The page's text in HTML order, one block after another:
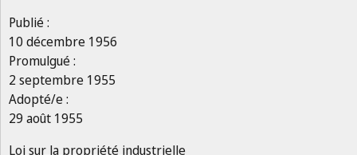
Publié :
10 décembre 1956
Promulgué :
2 septembre 1955
Adopté/e :
29 août 1955
Loi sur la propriété industrielle